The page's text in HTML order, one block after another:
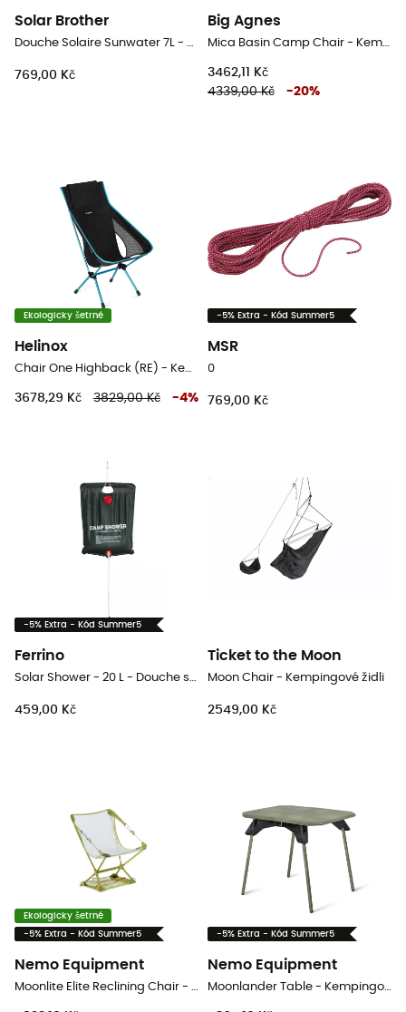
Solar Brother
Douche Solaire Sunwater 7L - Solární sprcha
769,00 Kč
Big Agnes
Mica Basin Camp Chair - Kempingové židli
3462,11 Kč
4339,00 Kč
-20%
Ekologicky šetrné
Helinox
Chair One Highback (RE) - Kempingové židli
3678,29 Kč 3829,00 Kč -4%
-5% Extra - Kód Summer5
MSR
0
769,00 Kč
-5% Extra - Kód Summer5
Ferrino
Solar Shower - 20 L - Douche solaire
459,00 Kč
Ticket to the Moon
Moon Chair - Kempingové židli
2549,00 Kč
Ekologicky šetrné
-5% Extra - Kód Summer5
Nemo Equipment
Moonlite Elite Reclining Chair - Kempingové židli
-5% Extra - Kód Summer5
Nemo Equipment
Moonlander Table - Kempingový stolek